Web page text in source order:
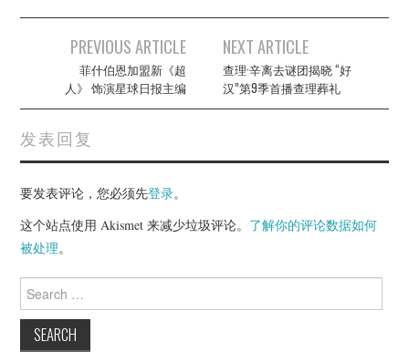
navigation
PREVIOUS ARTICLE
菲什伯恩加盟新《超
人》 饰演星球日报主编
NEXT ARTICLE
查理·辛离去谜团揭晓 “好
汉”第9季首播查理葬礼
发表回复
要发表评论，您必须先登录。
这个站点使用 Akismet 来减少垃圾评论。 了解你的评论数据如何
被处理。
for: